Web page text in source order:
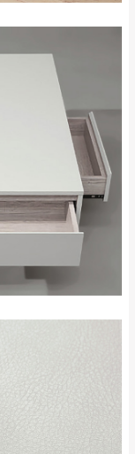
卓蘭鎮、三灣、通
霄山區、西湖、泰
安鄉、大湖鄉、頭
屋、獅潭鄉
話聯絡確認
日)兩天收送貨
嘉義、台南、高
間送達，司
間。
暫無法配送
發票將於商品
加上2~7個
新品，運費
之商品必須
床包、枕頭
品、附件、
資料之完整
無法接受退